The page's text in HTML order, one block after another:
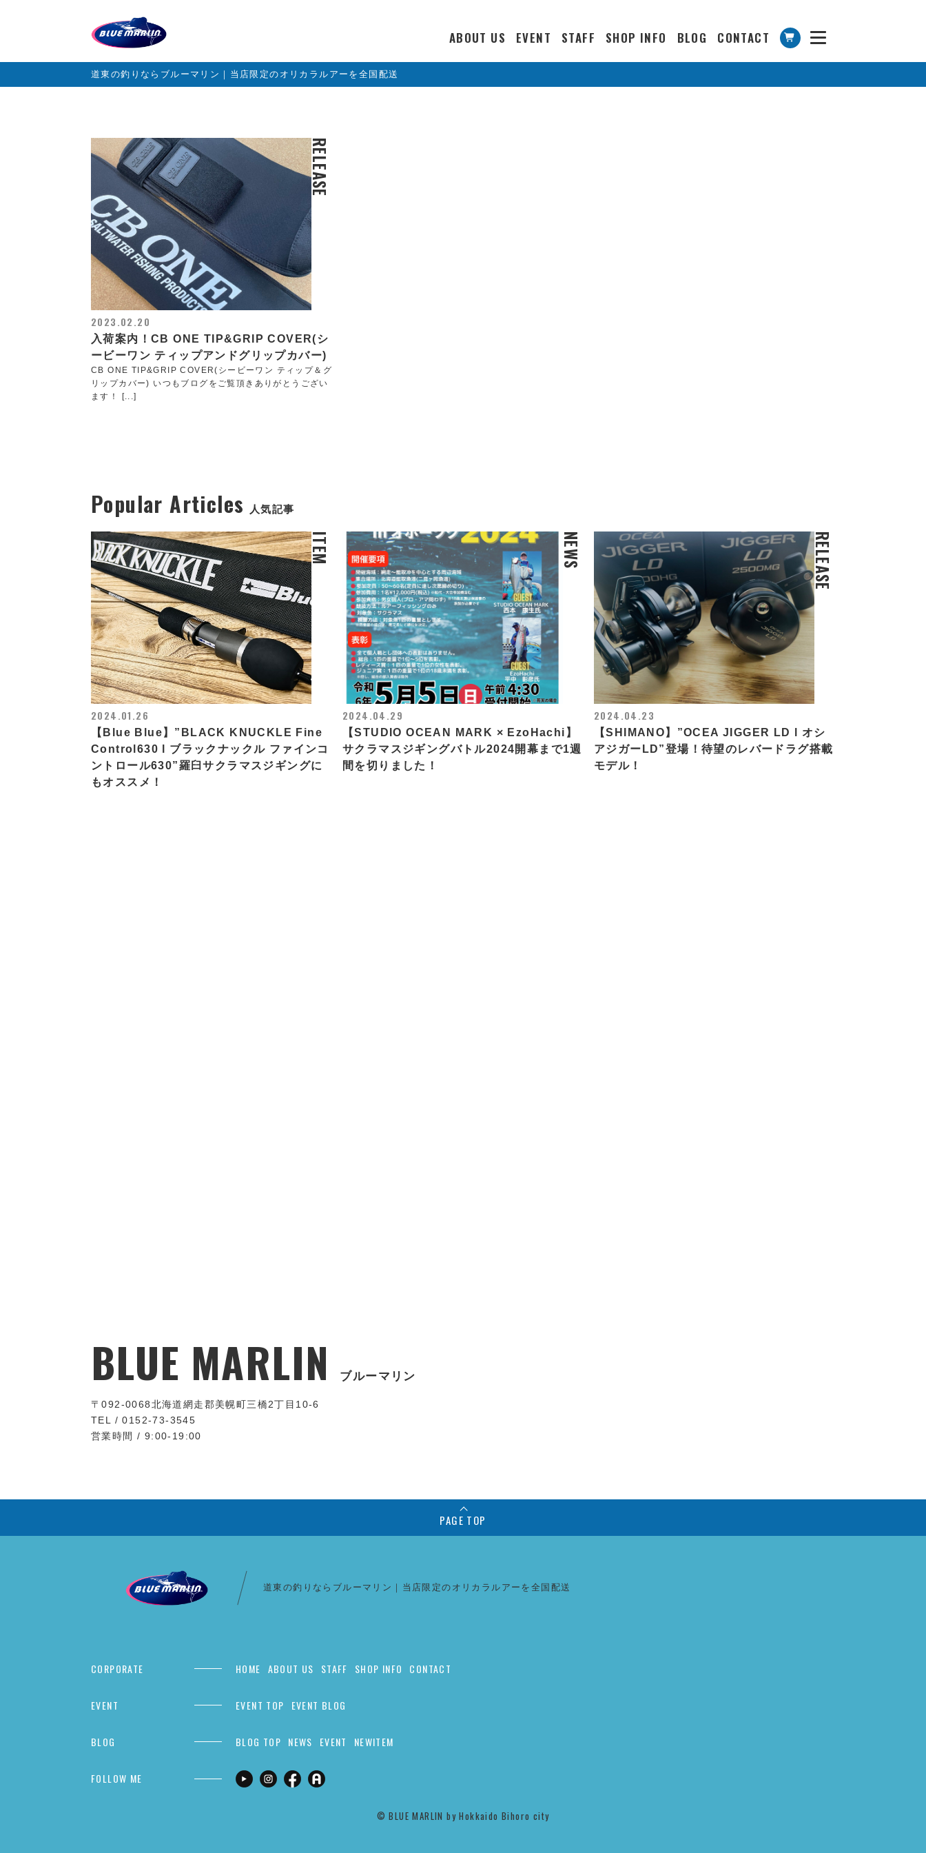
ABOUT US EVENT STAFF SHOP INFO BLOG CONTACT
道東の釣りならブルーマリン｜当店限定のオリカラルアーを全国配送
RELEASE
2023.02.20
入荷案内！CB ONE TIP&GRIP COVER(シ
ービーワン ティップアンドグリップカバー)
CB ONE TIP&GRIP COVER(シービーワン ティップ＆グ
リップカバー) いつもブログをご覧頂きありがとうござい
ます！ [...]
Popular Articles 人気記事
ITEM
2024.01.26
【Blue Blue】”BLACK KNUCKLE Fine
Control630 l ブラックナックル ファインコ
ントロール630”羅臼サクラマスジギングに
もオススメ！
NEWS
2024.04.29
【STUDIO OCEAN MARK × EzoHachi】
サクラマスジギングバトル2024開幕まで1週
間を切りました！
RELEASE
2024.04.23
【SHIMANO】”OCEA JIGGER LD l オシ
アジガーLD”登場！待望のレバードラグ搭載
モデル！
BLUE MARLIN ブルーマリン
〒092-0068北海道網走郡美幌町三橋2丁目10-6
TEL / 0152-73-3545
営業時間 / 9:00-19:00
PAGE TOP
道東の釣りならブルーマリン｜当店限定のオリカラルアーを全国配送
CORPORATE HOME ABOUT US STAFF SHOP INFO CONTACT
EVENT EVENT TOP EVENT BLOG
BLOG BLOG TOP NEWS EVENT NEWITEM
FOLLOW ME
©︎ BLUE MARLIN by Hokkaido Bihoro city